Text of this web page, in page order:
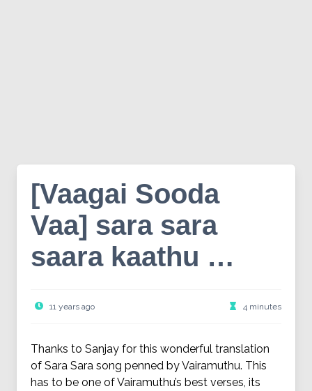
[Vaagai Sooda
Vaa] sara sara
saara kaathu …
11 years ago 4 minutes
Thanks to Sanjay for this wonderful translation
of Sara Sara song penned by Vairamuthu. This
has to be one of Vairamuthu’s best verses, its